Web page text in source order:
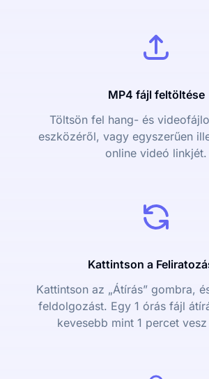
MP4 fájl feltöltése
Töltsön fel hang- és
eszközéről, vagy egyszerűen
online videó linkjét.
Kattintson a
Kattintson az „Átírás” gombra,
feldolgozást. Egy 1 órás fájl
kevesebb mint 1 percet